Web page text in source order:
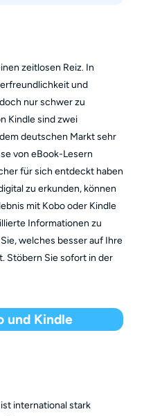
zeitlosen Reiz. In
und
nur schwer zu
Kindle sind zwei
deutschen Markt sehr
von eBook-Lesern
für sich entdeckt haben
zu erkunden, können
mit Kobo oder Kindle
Informationen zu
welches besser auf Ihre
Stöbern Sie sofort in der
und Kindle
international stark